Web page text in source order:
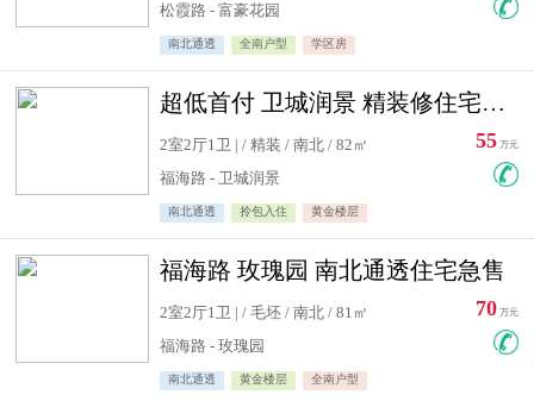
松霞路 - 富豪花园
南北通透 全南户型 学区房
超低首付 卫城润景 精装修住宅急售 可公积金贷款
2室2厅1卫 | / 精装 / 南北 / 82㎡
福海路 - 卫城润景
南北通透 拎包入住 黄金楼层
55 万元
福海路 玫瑰园 南北通透住宅急售
2室2厅1卫 | / 毛坯 / 南北 / 81㎡
福海路 - 玫瑰园
南北通透 黄金楼层 全南户型
70 万元